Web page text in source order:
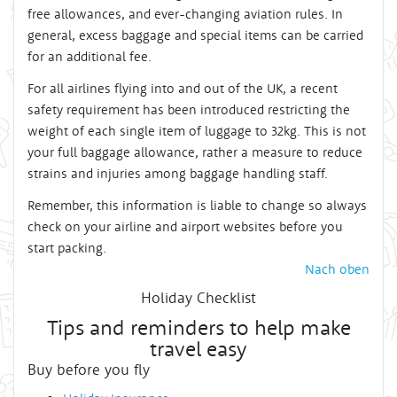
free allowances, and ever-changing aviation rules. In
general, excess baggage and special items can be carried
for an additional fee.
For all airlines flying into and out of the UK, a recent
safety requirement has been introduced restricting the
weight of each single item of luggage to 32kg. This is not
your full baggage allowance, rather a measure to reduce
strains and injuries among baggage handling staff.
Remember, this information is liable to change so always
check on your airline and airport websites before you
start packing.
Nach oben
Holiday Checklist
Tips and reminders to help make
travel easy
Buy before you fly